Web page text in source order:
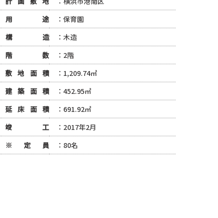
用途
：保育園
構造
：木造
階数
：2階
敷地面積
：1,209.74㎡
建築面積
：452.95㎡
延床面積
：691.92㎡
竣工
：2017年2月
※定員
：80名